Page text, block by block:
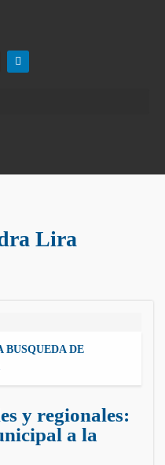
Lira
BUSQUEDA DE
y regionales:
a la